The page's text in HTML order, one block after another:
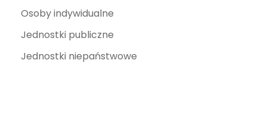
Osoby indywidualne
Jednostki publiczne
Jednostki niepaństwowe